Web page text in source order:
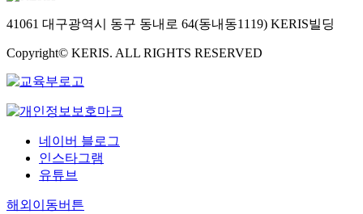
41061 대구광역시 동구 동내로 64(동내동1119) KERIS빌딩
Copyright© KERIS. ALL RIGHTS RESERVED
네이버 블로그
인스타그램
유튜브
해외이동버튼